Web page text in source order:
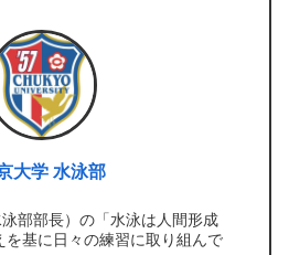
大学 水泳部
部部長）の「水泳は人間形成
を基に日々の練習に取り組んで